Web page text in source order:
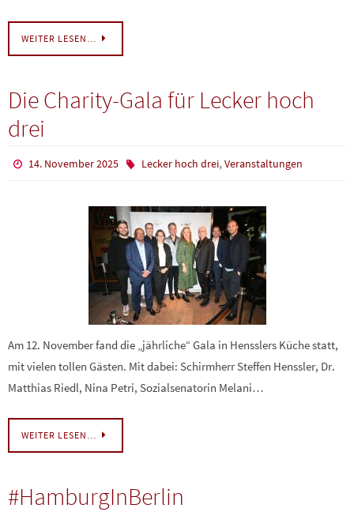
WEITER LESEN…
Die Charity-Gala für Lecker hoch
drei
14. November 2025 Lecker hoch drei, Veranstaltungen
Am 12. November fand die „jährliche“ Gala in Hensslers Küche statt,
mit vielen tollen Gästen. Mit dabei: Schirmherr Steffen Henssler, Dr.
Matthias Riedl, Nina Petri, Sozialsenatorin Melani…
WEITER LESEN…
#HamburgInBerlin